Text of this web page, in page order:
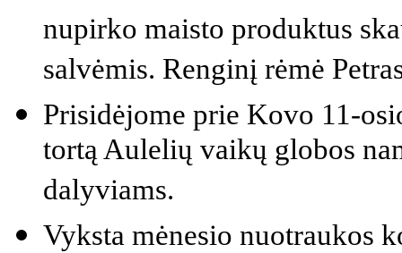
nupirko maisto produktus
salvėmis. Renginį rėmė
Prisidėjome prie Kovo 11-
tortą Aulelių vaikų globos
dalyviams.
Vyksta mėnesio nuotraukos